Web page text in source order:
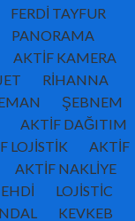
FERDİ TAYFUR
PANORAMA
AKTİF KAMERA
RİHANNA
ŞEBNEM
AKTİF DAĞITIM
LOJİSTİK
AKTİF
AKTİF NAKLİYE
LOJİSTİC
KEVKEB